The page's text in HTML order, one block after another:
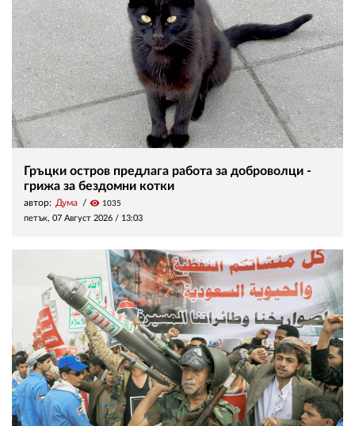
Гръцки остров предлага работа за доброволци -
грижа за бездомни котки
автор: Дума visibility 1035
петък, 07 Август 2026 / 13:03